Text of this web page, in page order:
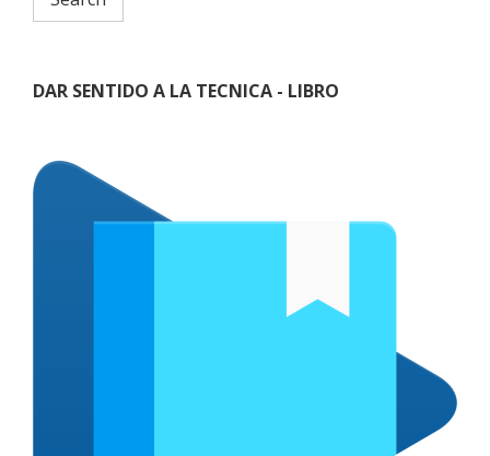
DAR SENTIDO A LA TECNICA - LIBRO